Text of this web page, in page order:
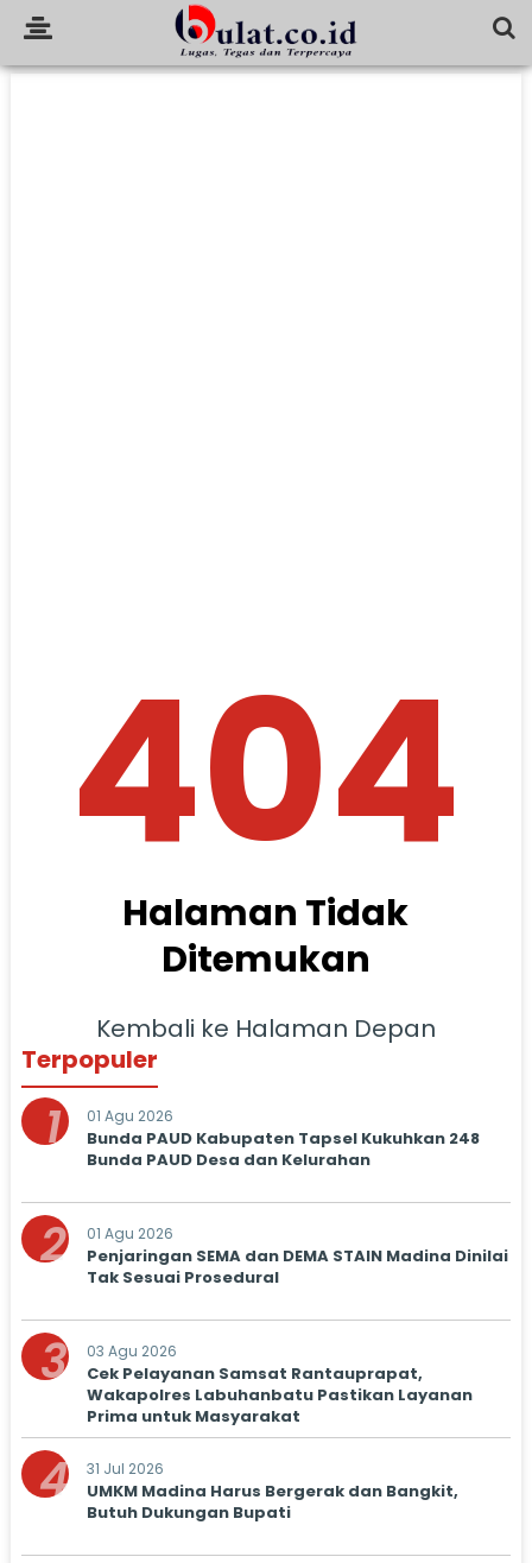
404
Halaman Tidak
Ditemukan
Kembali ke Halaman Depan
Terpopuler
1 01 Agu 2026
Bunda PAUD Kabupaten Tapsel Kukuhkan 248
Bunda PAUD Desa dan Kelurahan
2 01 Agu 2026
Penjaringan SEMA dan DEMA STAIN Madina Dinilai
Tak Sesuai Prosedural
3 03 Agu 2026
Cek Pelayanan Samsat Rantauprapat,
Wakapolres Labuhanbatu Pastikan Layanan
Prima untuk Masyarakat
4 31 Jul 2026
UMKM Madina Harus Bergerak dan Bangkit,
Butuh Dukungan Bupati